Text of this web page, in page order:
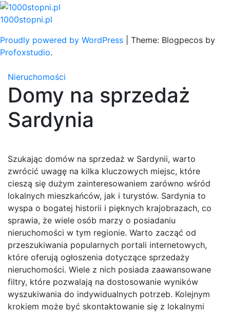
Skip
to
1000stopni.pl
Proudly powered by WordPress
Theme: Blogpecos by
Profoxstudio.
Nieruchomości
Domy na sprzedaż
Sardynia
Szukając domów na sprzedaż w Sardynii, warto
zwrócić uwagę na kilka kluczowych miejsc, które
cieszą się dużym zainteresowaniem zarówno wśród
lokalnych mieszkańców, jak i turystów. Sardynia to
wyspa o bogatej historii i pięknych krajobrazach, co
sprawia, że wiele osób marzy o posiadaniu
nieruchomości w tym regionie. Warto zacząć od
przeszukiwania popularnych portali internetowych,
które oferują ogłoszenia dotyczące sprzedaży
nieruchomości. Wiele z nich posiada zaawansowane
filtry, które pozwalają na dostosowanie wyników
wyszukiwania do indywidualnych potrzeb. Kolejnym
krokiem może być skontaktowanie się z lokalnymi